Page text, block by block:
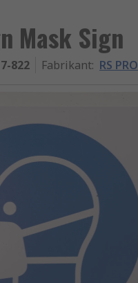
Mask Sign
822 Fabrikant: RS PRO